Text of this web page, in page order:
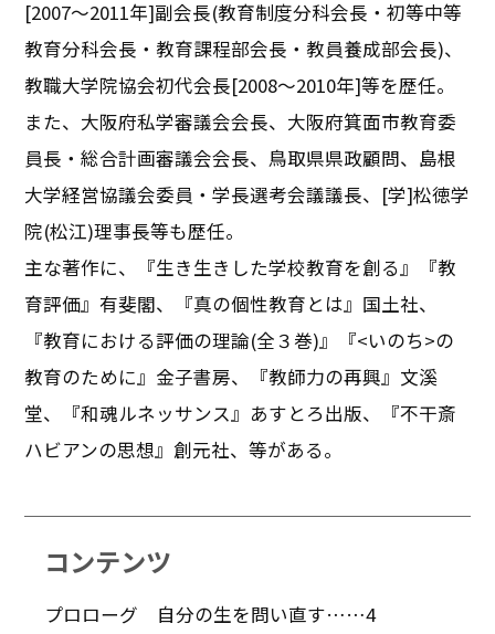
[2007～2011年]副会長(教育制度分科会長・初等中等
教育分科会長・教育課程部会長・教員養成部会長)、
教職大学院協会初代会長[2008～2010年]等を歴任。
また、大阪府私学審議会会長、大阪府箕面市教育委
員長・総合計画審議会会長、鳥取県県政顧問、島根
大学経営協議会委員・学長選考会議議長、[学]松徳学
院(松江)理事長等も歴任。
主な著作に、『生き生きした学校教育を創る』『教
育評価』有斐閣、『真の個性教育とは』国土社、
『教育における評価の理論(全３巻)』『<いのち>の
教育のために』金子書房、『教師力の再興』文溪
堂、『和魂ルネッサンス』あすとろ出版、『不干斎
ハビアンの思想』創元社、等がある。
コンテンツ
プロローグ 自分の生を問い直す……4